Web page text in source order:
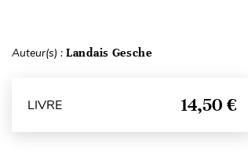
Auteur(s) : Landais Gesche
LIVRE 14,50 €